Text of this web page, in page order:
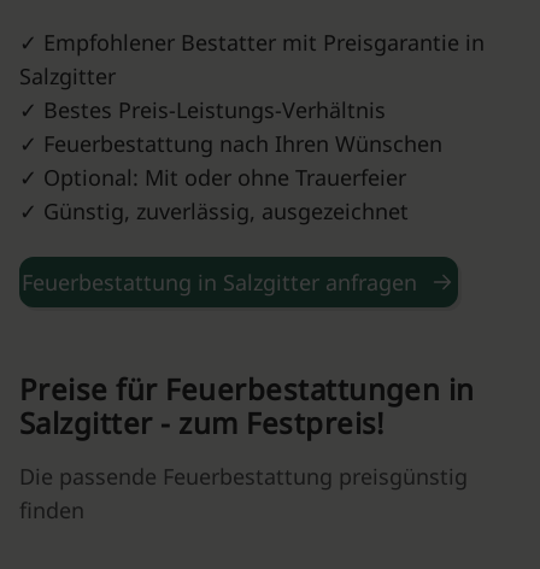
✓ Empfohlener Bestatter mit Preisgarantie in
Salzgitter
✓ Bestes Preis-Leistungs-Verhältnis
✓ Feuerbestattung nach Ihren Wünschen
✓ Optional: Mit oder ohne Trauerfeier
✓ Günstig, zuverlässig, ausgezeichnet
Feuerbestattung in Salzgitter anfragen
Preise für Feuerbestattungen in
Salzgitter - zum Festpreis!
Die passende Feuerbestattung preisgünstig
finden